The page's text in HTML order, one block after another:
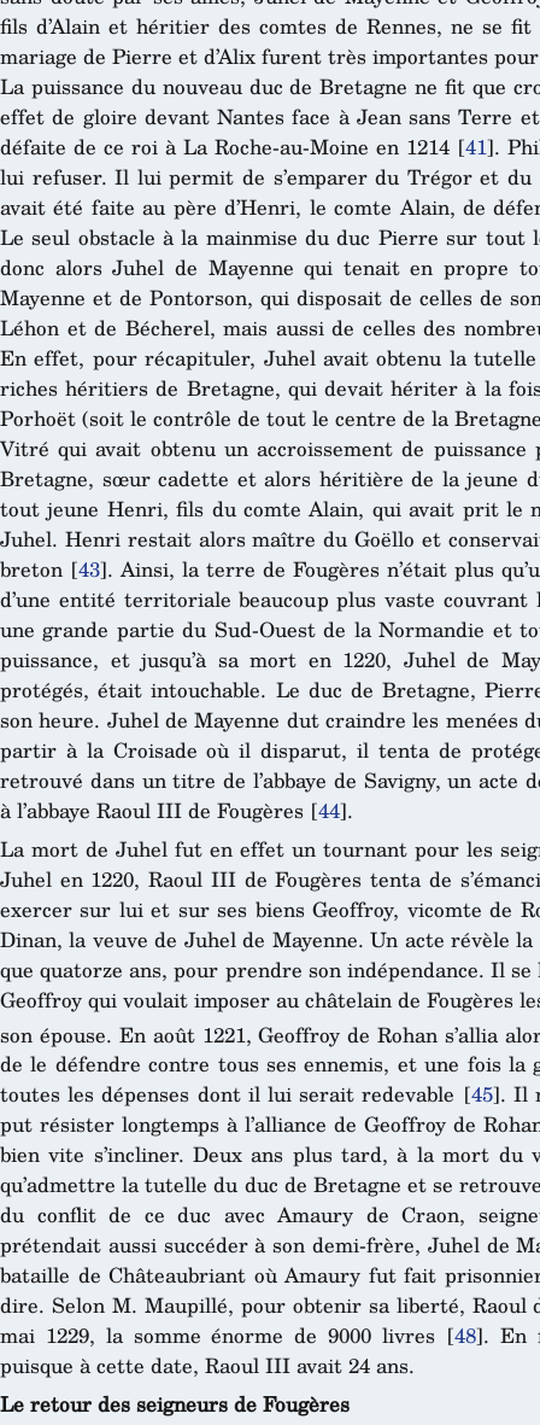
fils d’Alain et héritier des comtes de Rennes, ne se fit
mariage de Pierre et d’Alix furent très importantes
La puissance du nouveau duc de Bretagne ne fit que
effet de gloire devant Nantes face à Jean sans Terre
défaite de ce roi à La Roche-au-Moine en 1214 [41].
lui refuser. Il lui permit de s’emparer du Trégor et du
avait été faite au père d’Henri, le comte Alain, de
Le seul obstacle à la mainmise du duc Pierre sur
donc alors Juhel de Mayenne qui tenait en propre
Mayenne et de Pontorson, qui disposait de celles de
Léhon et de Bécherel, mais aussi de celles des
En effet, pour récapituler, Juhel avait obtenu la
riches héritiers de Bretagne, qui devait hériter à la
Porhoët (soit le contrôle de tout le centre de la
Vitré qui avait obtenu un accroissement de
Bretagne, sœur cadette et alors héritière de la jeune
tout jeune Henri, fils du comte Alain, qui avait prit le
Juhel. Henri restait alors maître du Goëllo et
breton [43]. Ainsi, la terre de Fougères n’était plus
d’une entité territoriale beaucoup plus vaste
une grande partie du Sud-Ouest de la Normandie et
puissance, et jusqu’à sa mort en 1220, Juhel de
protégés, était intouchable. Le duc de Bretagne,
son heure. Juhel de Mayenne dut craindre les menées
partir à la Croisade où il disparut, il tenta de
retrouvé dans un titre de l’abbaye de Savigny, un acte
à l’abbaye Raoul III de Fougères [44].
La mort de Juhel fut en effet un tournant pour les
Juhel en 1220, Raoul III de Fougères tenta de
exercer sur lui et sur ses biens Geoffroy, vicomte de
Dinan, la veuve de Juhel de Mayenne. Un acte révèle
que quatorze ans, pour prendre son indépendance. Il
Geoffroy qui voulait imposer au châtelain de Fougères
son épouse. En août 1221, Geoffroy de Rohan s’allia
de le défendre contre tous ses ennemis, et une fois
toutes les dépenses dont il lui serait redevable [45]. Il
put résister longtemps à l’alliance de Geoffroy de
bien vite s’incliner. Deux ans plus tard, à la mort du
qu’admettre la tutelle du duc de Bretagne et se
du conflit de ce duc avec Amaury de Craon,
prétendait aussi succéder à son demi-frère, Juhel de
bataille de Châteaubriant où Amaury fut fait
dire. Selon M. Maupillé, pour obtenir sa liberté, Raoul
mai 1229, la somme énorme de 9000 livres [48]. En
puisque à cette date, Raoul III avait 24 ans.
Le retour des seigneurs de Fougères